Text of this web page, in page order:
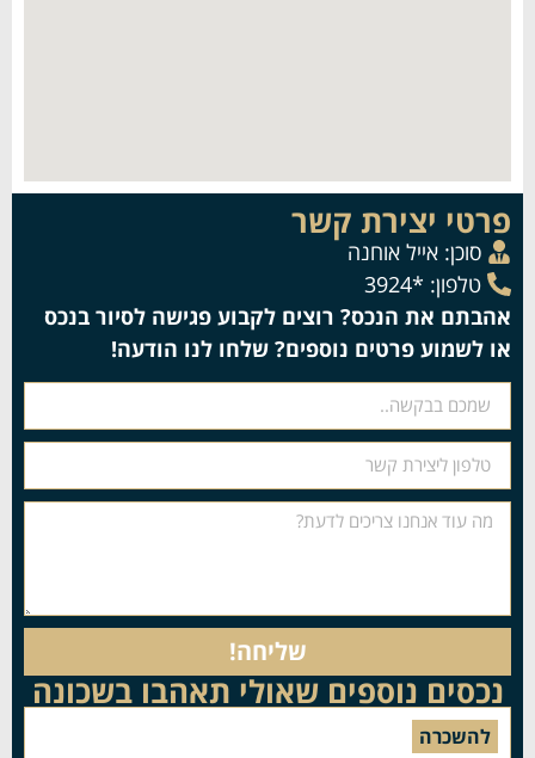
פרטי יצירת קשר
סוכן: אייל אוחנה
טלפון: *3924
אהבתם את הנכס? רוצים לקבוע פגישה לסיור בנכס
או לשמוע פרטים נוספים? שלחו לנו הודעה!
שליחה!
נכסים נוספים שאולי תאהבו בשכונה
להשכרה